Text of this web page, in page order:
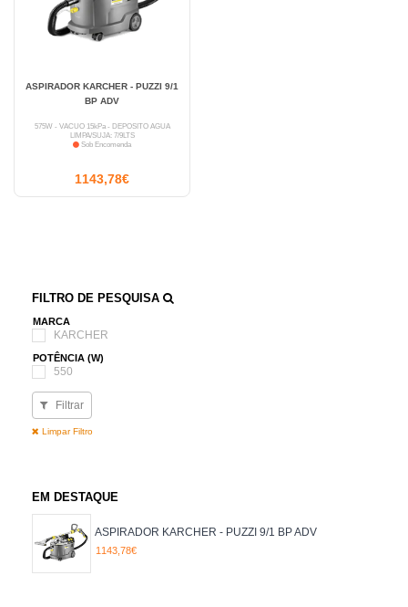
FILTRO DE PESQUISA
MARCA
KARCHER
POTÊNCIA (W)
550
Filtrar
Limpar Filtro
EM DESTAQUE
ASPIRADOR KARCHER - PUZZI 9/1 BP ADV
1143,78€
ASPIRADOR KARCHER - PUZZI 9/1
BP ADV
575W - VÁCUO 15kPa - DEPÓSITO ÁGUA
LIMPA/SUJA: 7/9LTS
Sob Encomenda
1143,78€